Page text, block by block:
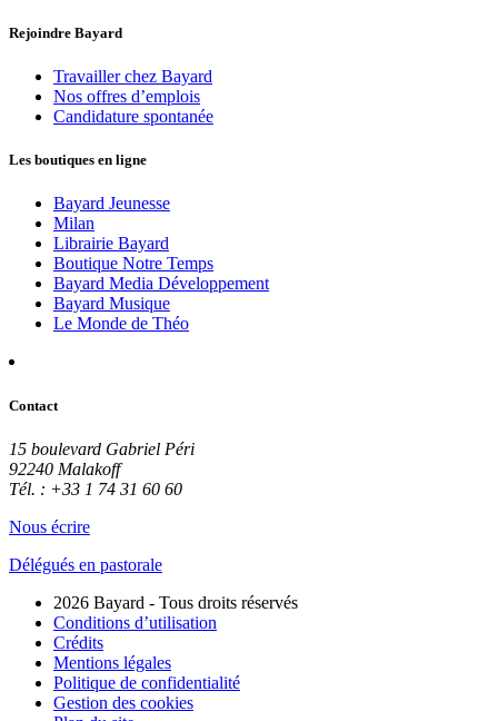
Rejoindre Bayard
Travailler chez Bayard
Nos offres d’emplois
Candidature spontanée
Les boutiques en ligne
Bayard Jeunesse
Milan
Librairie Bayard
Boutique Notre Temps
Bayard Media Développement
Bayard Musique
Le Monde de Théo
Contact
15 boulevard Gabriel Péri
92240 Malakoff
Tél. : +33 1 74 31 60 60
Nous écrire
Délégués en pastorale
2026 Bayard - Tous droits réservés
Conditions d’utilisation
Crédits
Mentions légales
Politique de confidentialité
Gestion des cookies